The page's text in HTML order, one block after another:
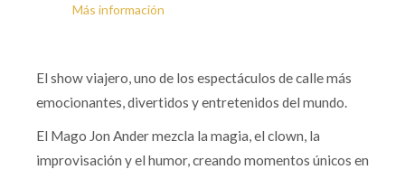
Más información
El show viajero, uno de los espectáculos de calle más
emocionantes, divertidos y entretenidos del mundo.
El Mago Jon Ander mezcla la magia, el clown, la
improvisación y el humor, creando momentos únicos en